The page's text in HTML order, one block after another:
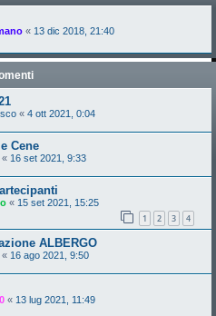
« 13 dic 2018, 21:40
« 4 ott 2021, 0:04
Cene
« 16 set 2021, 9:33
« 15 set 2021, 15:25
1 2 3 4
ALBERGO
« 16 ago 2021, 9:50
« 13 lug 2021, 11:49